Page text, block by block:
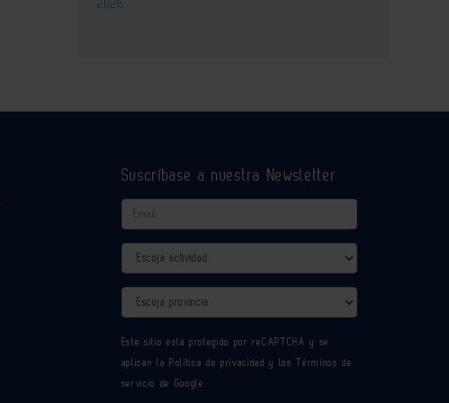
2026
Suscríbase a nuestra Newsletter
Email
Actividad
Provincia
Este sitio está protegido por reCAPTCHA y se
aplican la Política de privacidad y losTérminos de
servicio de Google.